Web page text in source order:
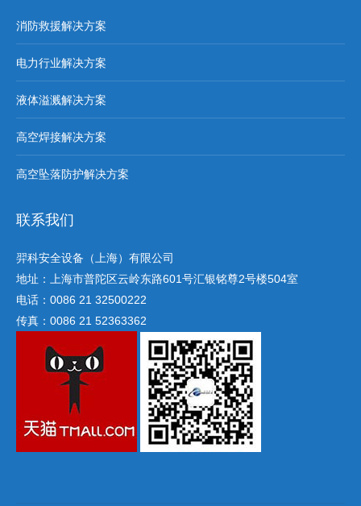
消防救援解决方案
电力行业解决方案
液体溢溅解决方案
高空焊接解决方案
高空坠落防护解决方案
联系我们
羿科安全设备（上海）有限公司
地址：上海市普陀区云岭东路601号汇银铭尊2号楼504室
电话：0086 21 32500222
传真：0086 21 52363362